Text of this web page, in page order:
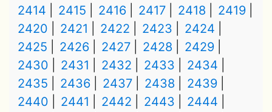
2414
2415 2416 2417 2418
2419
2420
2421 2422 2423
2424
2425
2426 2427 2428
2429
2430
2431 2432 2433
2434
2435
2436 2437 2438
2439
2440
2441 2442 2443
2444